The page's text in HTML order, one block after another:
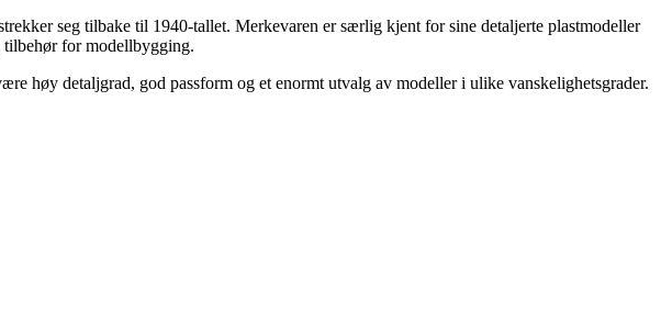
seg tilbake til 1940-tallet. Merkevaren er særlig kjent for sine detaljerte plastmodeller
for modellbygging.
høy detaljgrad, god passform og et enormt utvalg av modeller i ulike vanskelighetsgrader.